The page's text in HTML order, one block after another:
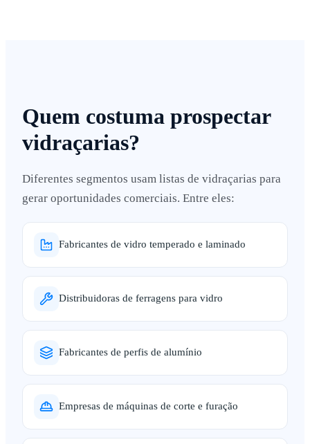
Quem costuma prospectar
vidraçarias?
Diferentes segmentos usam listas de vidraçarias para
gerar oportunidades comerciais. Entre eles:
Fabricantes de vidro temperado e laminado
Distribuidoras de ferragens para vidro
Fabricantes de perfis de alumínio
Empresas de máquinas de corte e furação